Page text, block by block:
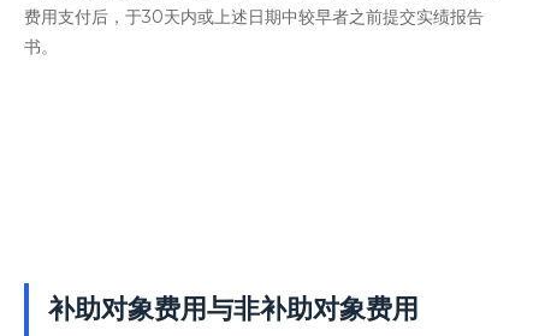
费用支付后，于30天内或上述日期中较早者之前提交实绩报告
书。
补助对象费用与非补助对象费用